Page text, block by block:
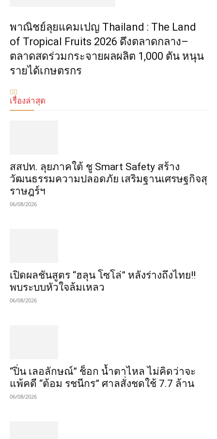
พาณิชย์ลุยแคมเปญ Thailand : The Land
of Tropical Fruits 2026 ดึงตลาดกลาง–
ตลาดสดร่วมกระจายผลผลิต 1,000 ตัน หนุน
รายได้เกษตรกร
เรื่องล่าสุด
​สสปท. ลุยภาคใต้ ชู Smart Safety สร้าง
วัฒนธรรมความปลอดภัย เสริมฐานเศรษฐกิจสุ
ราษฎร์ฯ
06/08/2026
เปิดผลชันสูตร “ฮลุน โซโล่” หลังร่างถึงไทย!!
พบระบบหัวใจล้มเหลว
06/08/2026
“ปิ่น เลอลักษณ์” ช็อก น้ำตาไหล ไม่คิดว่าจะ
แพ้คดี “ต้อม รชนีกร” ศาลสั่งชดใช้ 7.7 ล้าน
06/08/2026